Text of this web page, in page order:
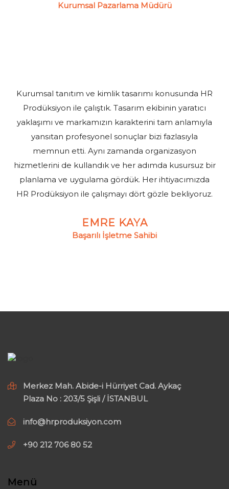
Kurumsal Pazarlama Müdürü
Kurumsal tanıtım ve kimlik tasarımı konusunda HR
Prodüksiyon ile çalıştık. Tasarım ekibinin yaratıcı
yaklaşımı ve markamızın karakterini tam anlamıyla
yansıtan profesyonel sonuçlar bizi fazlasıyla
memnun etti. Aynı zamanda organizasyon
hizmetlerini de kullandık ve her adımda kusursuz bir
planlama ve uygulama gördük. Her ihtiyacımızda
HR Prodüksiyon ile çalışmayı dört gözle bekliyoruz.
EMRE KAYA
Başarılı İşletme Sahibi
Merkez Mah. Abide-i Hürriyet Cad. Aykaç
Plaza No : 203/5 Şişli / İSTANBUL
info@hrproduksiyon.com
+90 212 706 80 52
Menü